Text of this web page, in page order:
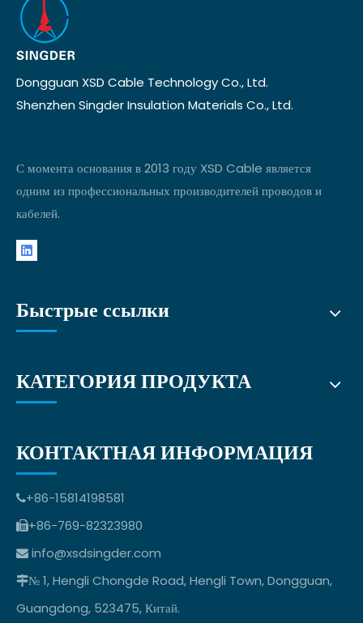
Dongguan XSD Cable Technology Co., Ltd.
Shenzhen Singder Insulation Materials Co., Ltd.
С момента основания в 2013 году XSD Cable является
одним из профессиональных производителей проводов и
кабелей.
Быстрые ссылки
КАТЕГОРИЯ ПРОДУКТА
КОНТАКТНАЯ ИНФОРМАЦИЯ
+86-15814198581
+86-769-82323980
 info@xsdsingder.com
№ 1, Hengli Chongde Road, Hengli Town, Dongguan,
Guangdong, 523475, Китай.